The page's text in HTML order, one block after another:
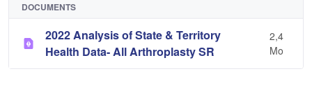
DOCUMENTS
2022 Analysis of State & Territory
Health Data- All Arthroplasty SR
2,4
Mo